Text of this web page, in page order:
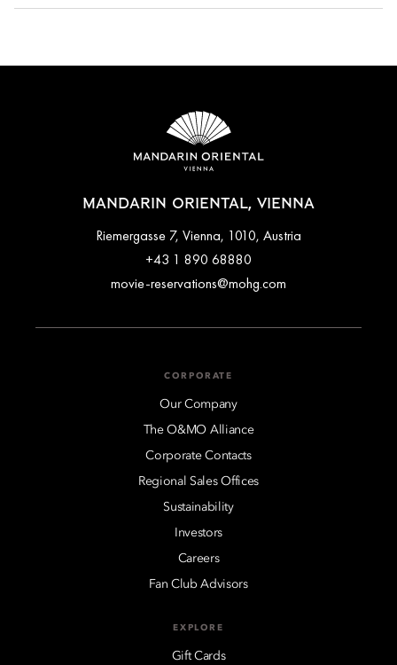
MANDARIN ORIENTAL, VIENNA
Riemergasse 7, Vienna, 1010, Austria
+43 1 890 68880
movie-reservations@mohg.com
CORPORATE
Our Company
The O&MO Alliance
Corporate Contacts
Regional Sales Offices
Sustainability
Investors
Careers
Fan Club Advisors
EXPLORE
Gift Cards